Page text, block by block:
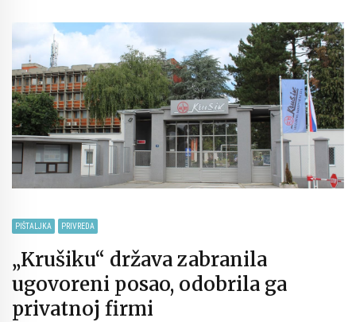
PIŠTALJKA PRIVREDA
„Krušiku“ država zabranila
ugovoreni posao, odobrila ga
privatnoj firmi